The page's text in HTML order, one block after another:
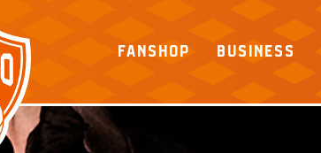
FANSHOP BUSINESS